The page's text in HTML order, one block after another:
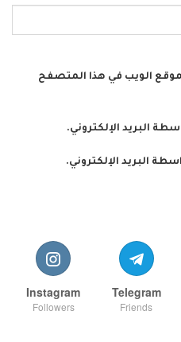
الويب في هذا المتصفح
البريد الإلكتروني.
البريد الإلكتروني.
Telegram
Friends
Instagram
Followers